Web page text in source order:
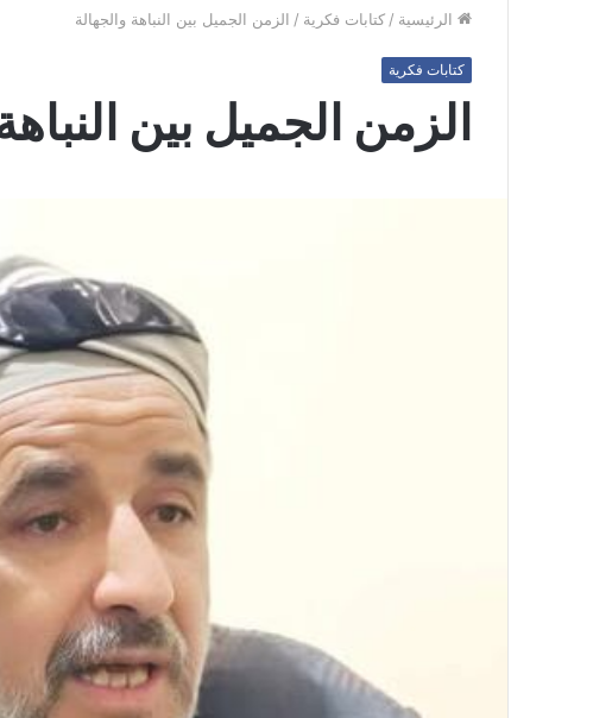
الرئيسية / كتابات فكرية / الزمن الجميل بين النباهة والجهالة
كتابات فكرية
الزمن الجميل بين